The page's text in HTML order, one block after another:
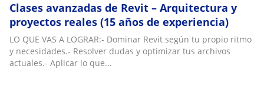
Clases avanzadas de Revit – Arquitectura y
proyectos reales (15 años de experiencia)
LO QUE VAS A LOGRAR:- Dominar Revit según tu propio ritmo
y necesidades.- Resolver dudas y optimizar tus archivos
actuales.- Aplicar lo que...